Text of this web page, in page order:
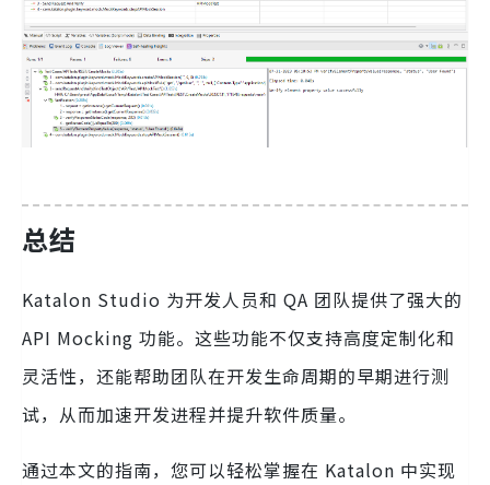
总结
Katalon Studio 为开发人员和 QA 团队提供了强大的
API Mocking 功能。这些功能不仅支持高度定制化和
灵活性，还能帮助团队在开发生命周期的早期进行测
试，从而加速开发进程并提升软件质量。
通过本文的指南，您可以轻松掌握在 Katalon 中实现